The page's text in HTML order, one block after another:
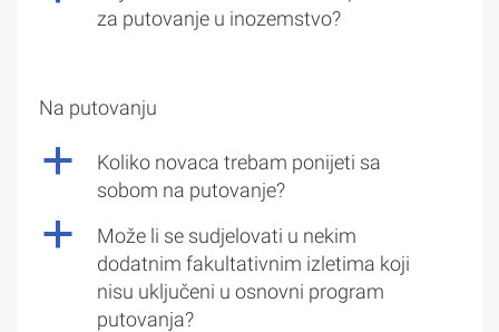
za putovanje u inozemstvo?
Na putovanju
a
Koliko novaca trebam ponijeti sa
sobom na putovanje?
a
Može li se sudjelovati u nekim
dodatnim fakultativnim izletima koji
nisu uključeni u osnovni program
putovanja?